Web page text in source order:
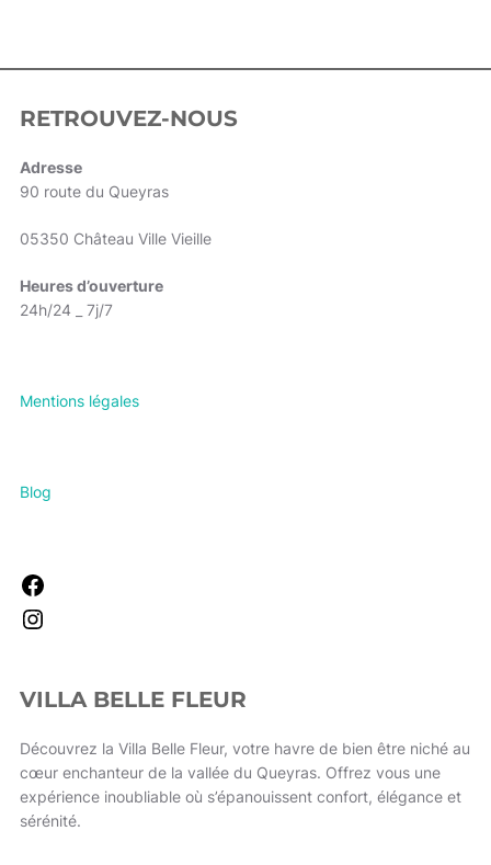
RETROUVEZ-NOUS
Adresse
90 route du Queyras
05350 Château Ville Vieille
Heures d’ouverture
24h/24 _ 7j/7
Mentions légales
Blog
VILLA BELLE FLEUR
Découvrez la Villa Belle Fleur, votre havre de bien être niché au
cœur enchanteur de la vallée du Queyras. Offrez vous une
expérience inoubliable où s’épanouissent confort, élégance et
sérénité.